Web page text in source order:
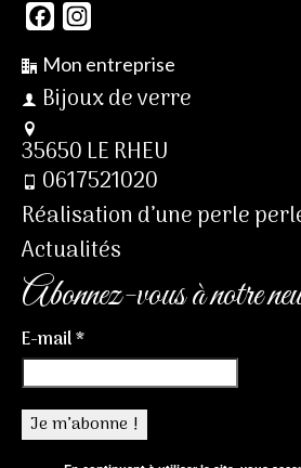
Facebook
Mon entreprise
Bijoux de verre
35650 LE RHEU
0617521020
Réalisation d’une perle
Actualités
Abonnez-vous à notre
E-mail*